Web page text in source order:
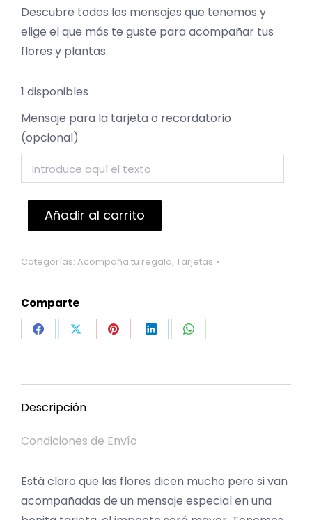
Descubre todos los mensajes que tenemos y
elige el que más te guste para acompañar tus
flores y plantas.
1 disponibles
Mensaje para la tarjeta o recordatorio
(opcional)
Añadir al carrito
Categorías: Acompaña tu regalo, Tarjetas
Comparte
Share Share Share Share Share
Descripción
Condiciones de Envío
Está claro que las flores dicen mucho pero si van
acompañadas de un mensaje especial en una